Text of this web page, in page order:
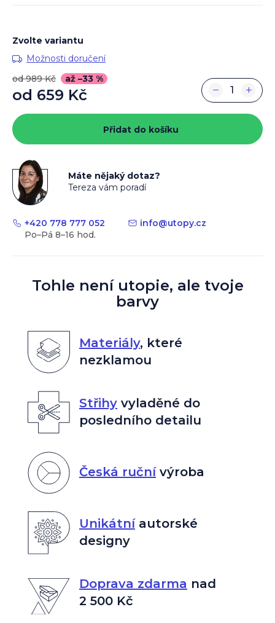
Zvolte variantu
Možnosti doručení
od 989 Kč
až –33 %
od 659 Kč
cena:
+
−
Přidat do košíku
Máte nějaký dotaz?
Tereza vám poradí
+420 778 777 052 info@utopy.cz
Tohle není utopie, ale tvoje
barvy
Materiály, které
nezklamou
Střihyvyladěné do
posledního detailu
Česká ručnívýroba
Unikátníautorské
designy
Doprava zdarma nad
2 500 Kč